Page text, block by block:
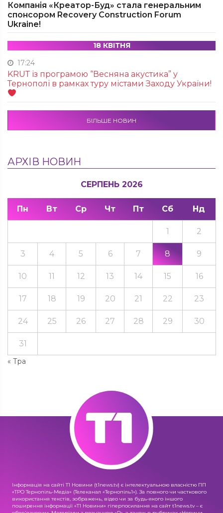
Компанія «Креатор-Буд» стала генеральним
спонсором Recovery Construction Forum
Ukraine!
18 КВІТНЯ
17:24
KRUТ із програмою “Весняна акустика” у
Тернополі в рамках туру містами Заходу України!
БІЛЬШЕ НОВИН
АРХІВ НОВИН
СЕРПЕНЬ 2026
Пн Вт Ср Чт Пт Сб Нд
« Тра
1 2
3 4 5 6 7 8 9
10 11 12 13 14 15 16
17 18 19 20 21 22 23
24 25 26 27 28 29 30
31
Інформація на сайті Т1 Новини (t1news.tv) є інтелектуальною власністю ПП
«ТРО Тернопіль-Медіа» (Телеканал «Тернопіль1»). За повного чи часткового
використання текстів, зображень, відео чи за будь-якого іншого
поширення інформації «Т1 Новини» гіперпосилання на сайт t1news.tv – є